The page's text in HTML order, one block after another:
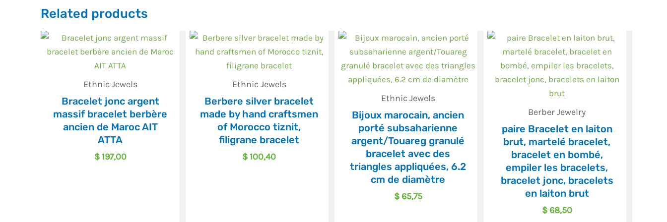
Related products
Ethnic Jewels
Bracelet jonc argent
massif bracelet berbère
ancien de Maroc AIT
ATTA
$197,00
Ethnic Jewels
Berbere silver bracelet
made by hand craftsmen
of Morocco tiznit,
filigrane bracelet
$100,40
Ethnic Jewels
Bijoux marocain, ancien
porté subsaharienne
argent/Touareg granulé
bracelet avec des
triangles appliquées, 6.2
cm de diamètre
$65,75
Berber Jewelry
paire Bracelet en laiton
brut, martelé bracelet,
bracelet en bombé,
empiler les bracelets,
bracelet jonc, bracelets
en laiton brut
$68,50